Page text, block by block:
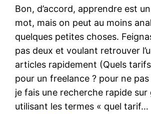
Bon, d’accord, apprendre est
mot, mais on peut au moins
quelques petites choses.
pas deux et voulant retrouver
articles rapidement (Quels
pour un freelance ? pour ne
je fais une recherche rapide sur
utilisant les termes « quel tarif…